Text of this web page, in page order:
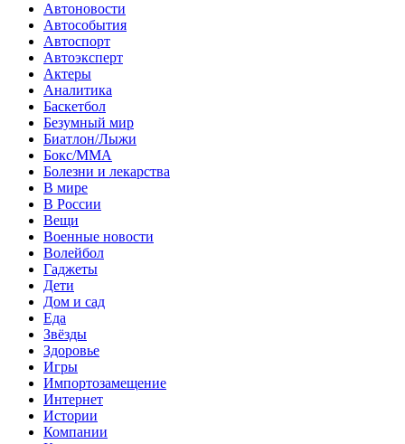
Автоновости
Автособытия
Автоспорт
Автоэксперт
Актеры
Аналитика
Баскетбол
Безумный мир
Биатлон/Лыжи
Бокс/MMA
Болезни и лекарства
В мире
В России
Вещи
Военные новости
Волейбол
Гаджеты
Дети
Дом и сад
Еда
Звёзды
Здоровье
Игры
Импортозамещение
Интернет
Истории
Компании